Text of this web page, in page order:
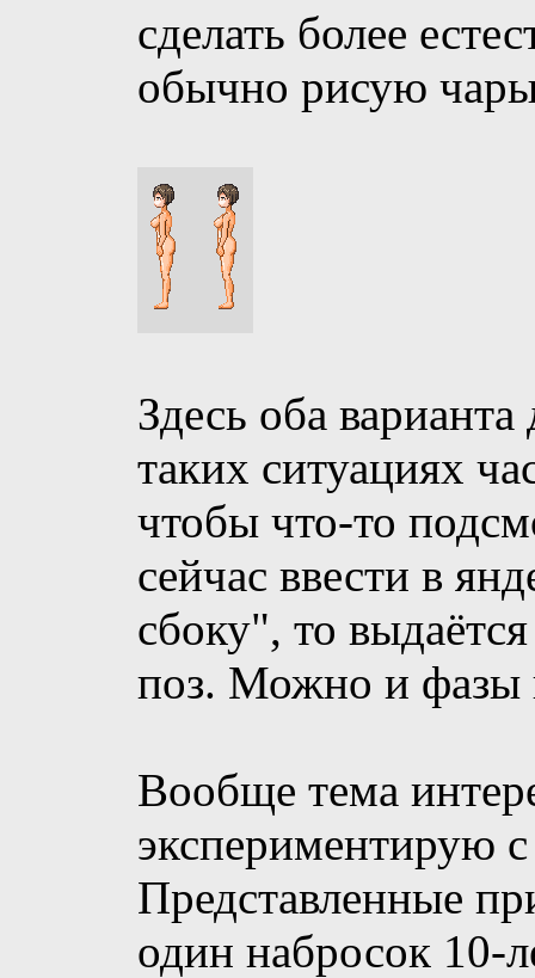
сделать более
обычно рисую
Здесь оба
таких ситуациях
чтобы что-то
сейчас ввести в
сбоку", то
поз. Можно и фазы
Вообще тема
экспериментирую
Представленные
один набросок 10-